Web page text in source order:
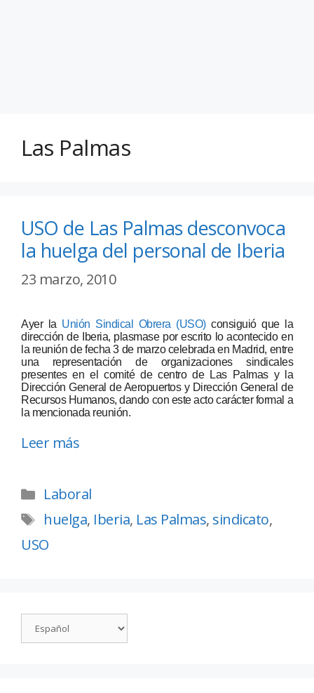
Las Palmas
USO de Las Palmas desconvoca
la huelga del personal de Iberia
23 marzo, 2010
Ayer la Unión Sindical Obrera (USO) consiguió que la
dirección de Iberia, plasmase por escrito lo acontecido en
la reunión de fecha 3 de marzo celebrada en Madrid, entre
una representación de organizaciones sindicales
presentes en el comité de centro de Las Palmas y la
Dirección General de Aeropuertos y Dirección General de
Recursos Humanos, dando con este acto carácter formal a
la mencionada reunión.
Leer más
Laboral
huelga, Iberia, Las Palmas, sindicato,
USO